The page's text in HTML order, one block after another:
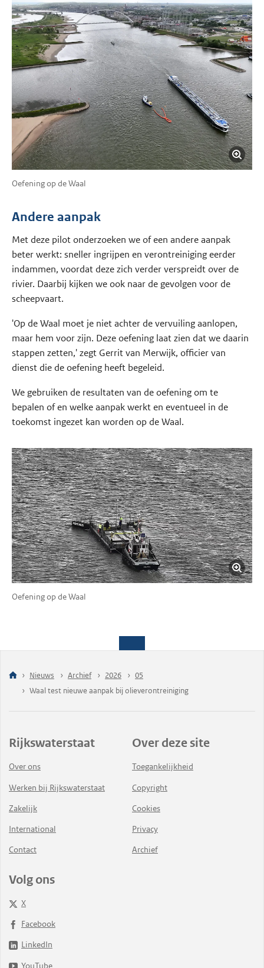
Oefening op de Waal
Andere aanpak
Met deze pilot onderzoeken we of een andere aanpak
beter werkt: sneller ingrijpen en verontreiniging eerder
indammen, voordat deze zich verder verspreidt over de
rivier. Daarbij kijken we ook naar de gevolgen voor de
scheepvaart.
'Op de Waal moet je niet achter de vervuiling aanlopen,
maar hem voor zijn. Deze oefening laat zien dat we daarin
stappen zetten,' zegt Gerrit van Merwijk, officier van
dienst die de oefening heeft begeleid.
We gebruiken de resultaten van de oefening om te
bepalen of en welke aanpak werkt en eventueel in de
toekomst ingezet kan worden op de Waal.
Oefening op de Waal
Nieuws Archief 2026
05
Waal test nieuwe aanpak bij olieverontreiniging
Rijkswaterstaat
Over ons
Werken bij Rijkswaterstaat
Zakelijk
International
Contact
Over deze site
Toegankelijkheid
Copyright
Cookies
Privacy
Archief
Volg ons
X
Facebook
LinkedIn
YouTube